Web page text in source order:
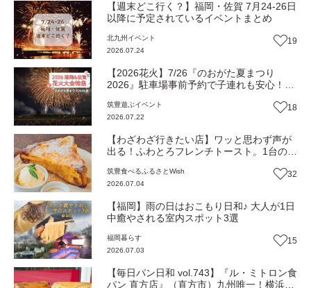
【週末どこ行く？】福岡・佐賀 7月24-26日
以降に予定されているイベントまとめ
北九州 イベント
2026.07.24
19
【2026花火】7/26『のおがた夏まつり
2026』駐車場事前予約で子連れも安心！
筑豊遊ぶイベント
2026.07.22
18
【わざわざ行きたい店】ワッと思わず声が
出る！ふわとろフレンチトースト。1台のキ
紡ぐ古民家カフェストーリー『Cocotte+
（ココット プラス）』（福岡・直方市）
筑豊食べる ふるさとWish
2026.07.04
32
【福岡】雨の日はおこもり日和♪ 大人が1日
中癒やされる室内スポット3選
福岡暮らす
2026.07.03
15
【毎日パン日和 vol.743】『ル・ミトロン食
パン 直方店』（直方市）九州唯一！横浜発